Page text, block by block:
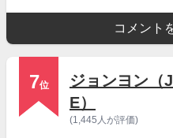
コメント
7位
ジョンヨン（
E）
(1,445人が評価)